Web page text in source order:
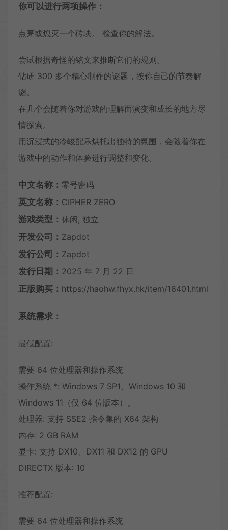
你可以进行两项操作：
点亮或熄灭一个砖块。 检查你的解法。
尝试根据奇怪的铭文来推断它们的规则。
钻研 300 多个精心制作的谜题，按你自己的节奏解
谜。
在几个会随着你对游戏的理解而演变和成长的地方尽
情探索。
用沉浸式的冷峻配乐烘托出独特的氛围，会随着你在
游戏中的动作和体验进行调整和变化。
中文名称： 零号密码
英文名称： CIPHER ZERO
游戏类型： 休闲, 独立
开发公司： Zapdot
发行公司： Zapdot
发行日期： 2025 年 7 月 22 日
正版购买： https://haohw.fhyx.hk/item/16401.html
系统需求：
最低配置:
需要 64 位处理器和操作系统
操作系统 *: Windows 7 SP1、Windows 10 和
Windows 11（仅 64 位版本）。
处理器: 支持 SSE2 指令集的 X64 架构
内存: 2 GB RAM
显卡: 支持 DX10、DX11 和 DX12 的 GPU
DIRECTX 版本: 10
推荐配置:
需要 64 位处理器和操作系统